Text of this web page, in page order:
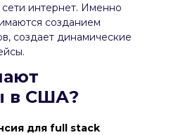
интернет. Именно
созданием
создает динамические
в США?
для full stack